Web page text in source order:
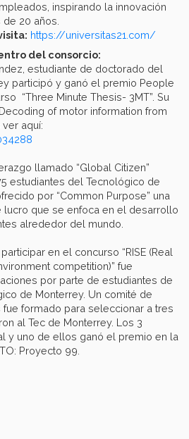
inspirando la innovación
de 20 años.
https://universitas21.com/
del consorcio:
estudiante de doctorado del
participó y ganó el premio People
“Three Minute Thesis- 3MT”. Su
of motor information from
ver aquí:
llamado “Global Citizen”
estudiantes del Tecnológico de
por “Common Purpose” una
lucro que se enfoca en el desarrollo
alrededor del mundo.
en el concurso “RISE (Real
competition)” fue
por parte de estudiantes de
de Monterrey. Un comité de
formado para seleccionar a tres
al Tec de Monterrey. Los 3
y uno de ellos ganó el premio en la
Proyecto 99.